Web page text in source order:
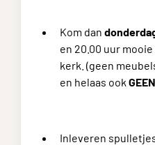
Kom dan do
en 20.00 uur
kerk. (geen
en helaas ook GEEN
Inleveren